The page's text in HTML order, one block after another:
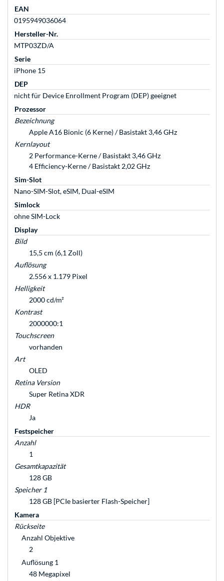
EAN
0195949036064
Hersteller-Nr.
MTP03ZD/A
Serie
iPhone 15
DEP
nicht für Device Enrollment Program (DEP) geeignet
Prozessor
Bezeichnung
Apple A16 Bionic (6 Kerne) / Basistakt 3,46 GHz
Kernlayout
2 Performance-Kerne / Basistakt 3,46 GHz
4 Efficiency-Kerne / Basistakt 2,02 GHz
Sim-Slot
Nano-SIM-Slot, eSIM, Dual-eSIM
Simlock
ohne SIM-Lock
Display
Bild
15,5 cm (6,1 Zoll)
Auflösung
2.556 x 1.179 Pixel
Helligkeit
2000 cd/m²
Kontrast
2000000:1
Touchscreen
vorhanden
Art
OLED
Retina Version
Super Retina XDR
HDR
Ja
Festspeicher
Anzahl
1
Gesamtkapazität
128 GB
Speicher 1
128 GB [PCIe basierter Flash-Speicher]
Kamera
Rückseite
Anzahl Objektive
2
Auflösung 1
48 Megapixel